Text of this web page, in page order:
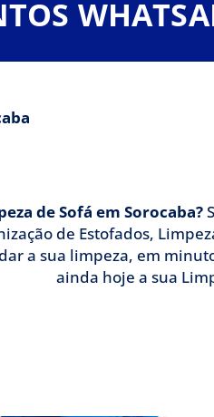
em Limpeza de
de Sofá em Sorocaba?
de Estofados,
a sua limpeza, em
ainda hoje a sua